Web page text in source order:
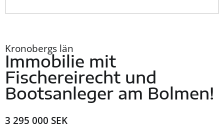
Kronobergs län
Immobilie mit
Fischereirecht und
Bootsanleger am Bolmen!
3 295 000 SEK